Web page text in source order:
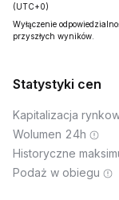
(UTC+0)
Wyłączenie
przyszłych wyników.
Statystyki cen
Kapitalizacja
Wolumen 24h
Historyczne
Podaż w obiegu